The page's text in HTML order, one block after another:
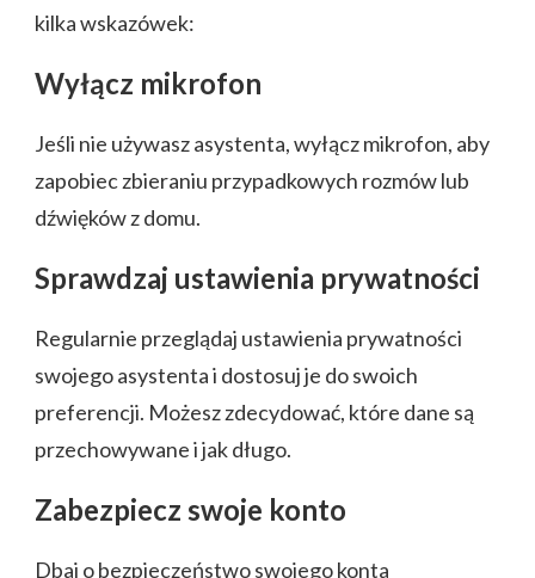
kilka wskazówek:
Wyłącz mikrofon
Jeśli nie używasz asystenta, wyłącz mikrofon, aby
zapobiec zbieraniu przypadkowych rozmów lub
dźwięków z domu.
Sprawdzaj ustawienia prywatności
Regularnie przeglądaj ustawienia prywatności
swojego asystenta i dostosuj je do swoich
preferencji. Możesz zdecydować, które dane są
przechowywane i jak długo.
Zabezpiecz swoje konto
Dbaj o bezpieczeństwo swojego konta